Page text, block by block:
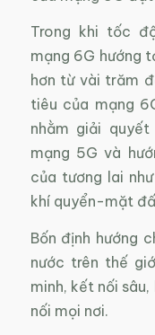
Trong khi tốc
mạng 6G hướng
hơn từ vài trăm
tiêu của mạng
nhằm giải
mạng 5G và
của tương lai
khí quyển-mặt
Bốn định hướng
nước trên thế
minh, kết nối
nối mọi nơi.